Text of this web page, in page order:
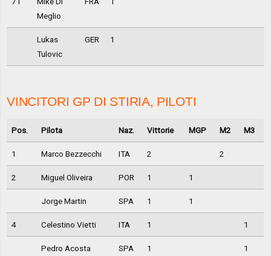
Meglio
Lukas
Tulovic
GER 1
VINCITORI GP DI STIRIA, PILOTI
Pos. Pilota Naz. Vittorie MGP M2 M3
1 Marco Bezzecchi ITA 2 2
2 Miguel Oliveira POR 1 1
Jorge Martin SPA 1 1
4 Celestino Vietti ITA 1 1
Pedro Acosta SPA 1 1